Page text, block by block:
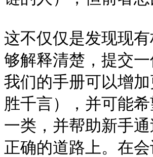
这不仅仅是发现现
够解释清楚，提交
我们的手册可以增
胜千言），并可能
一类，并帮助新手
正确的道路上。在